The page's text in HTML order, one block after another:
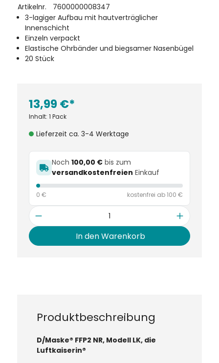
Artikelnr.
7600000008347
3-lagiger Aufbau mit hautverträglicher
Innenschicht
Einzeln verpackt
Elastische Ohrbänder und biegsamer Nasenbügel
20 Stück
13,99 €*
Inhalt: 1 Pack
Lieferzeit ca. 3-4 Werktage
Noch 100,00 € bis zum
versandkostenfreien Einkauf
0 € kostenfrei ab 100 €
Anzahl
In den Warenkorb
Produktbeschreibung
D/Maske® FFP2 NR, Modell LK, die
Luftkaiserin®